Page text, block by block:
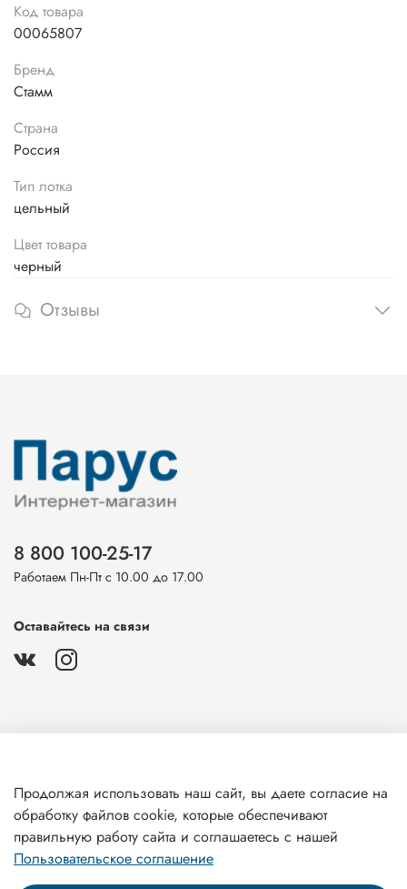
Код товара
00065807
Бренд
Стамм
Страна
Россия
Тип лотка
цельный
Цвет товара
черный
Отзывы
Клиентам
8 800 100-25-17
Работаем Пн-Пт с 10.00 до 17.00
Оставайтесь на связи
Продолжая использовать наш сайт, вы даете согласие на
обработку файлов cookie, которые обеспечивают
правильную работу сайта и соглашаетесь с нашей
Пользовательское соглашение